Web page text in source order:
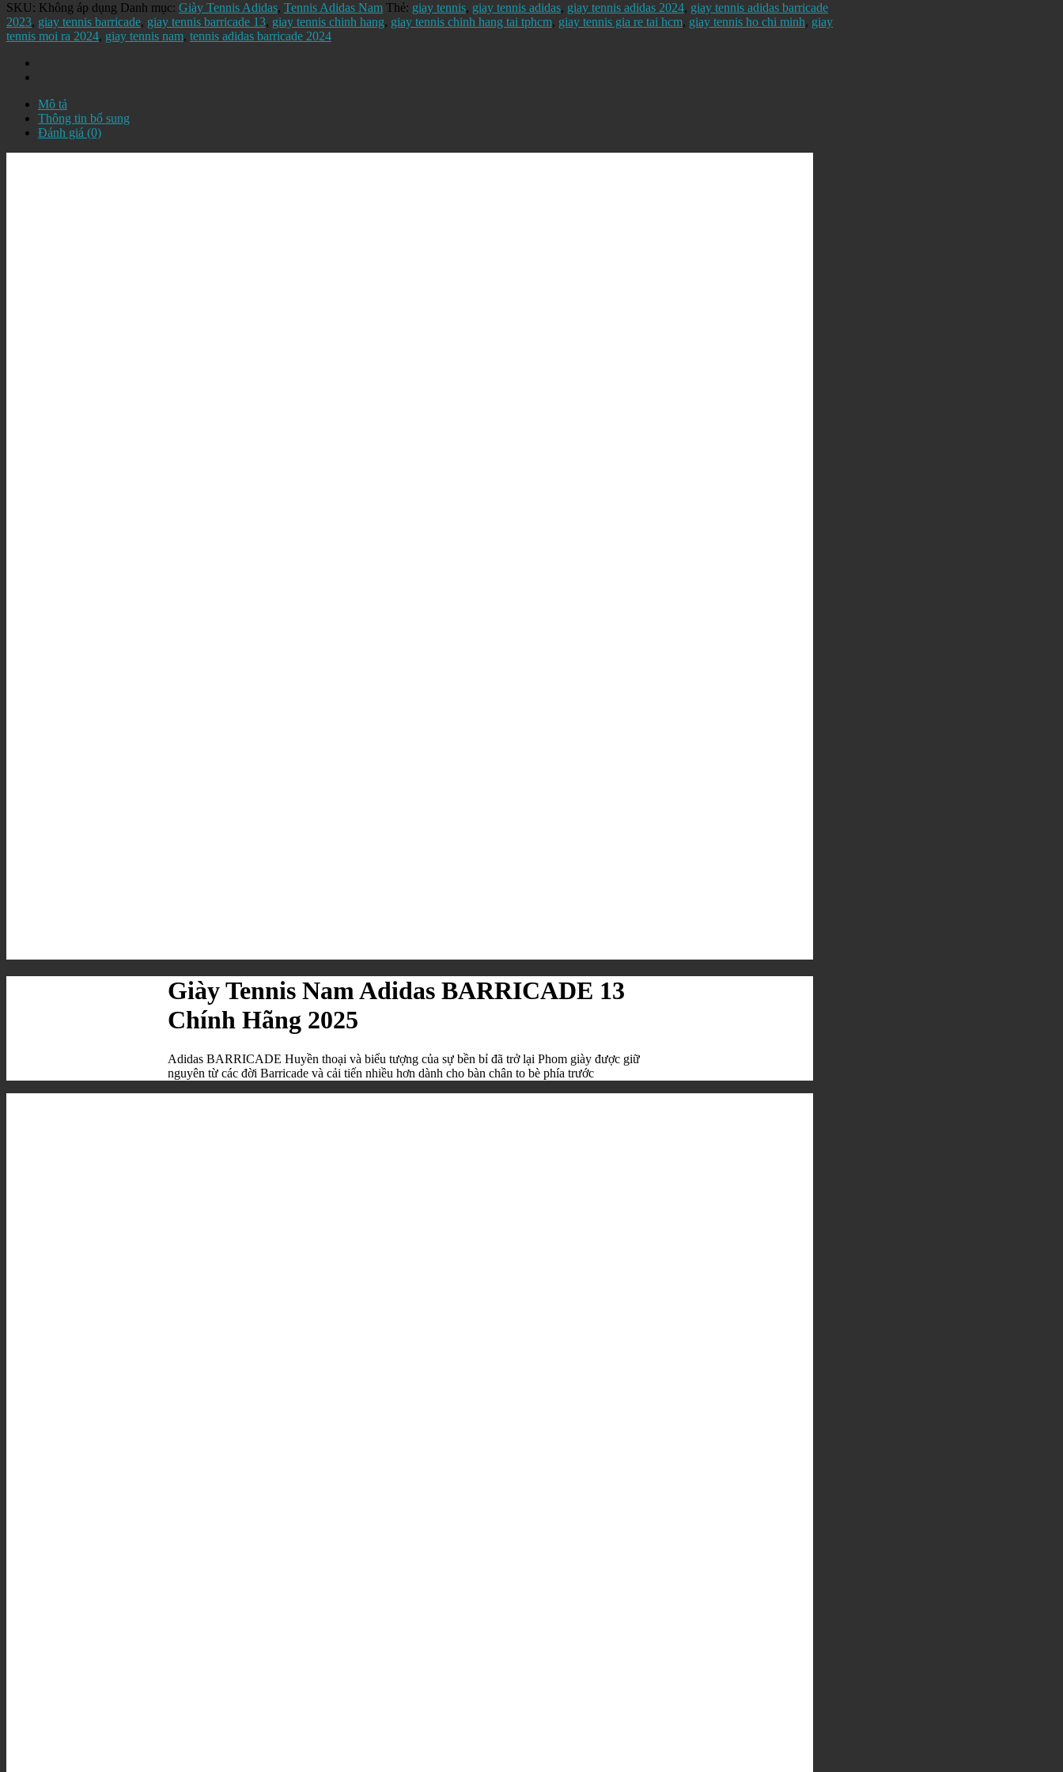
SKU: Không áp dụng Danh mục: Giày Tennis Adidas, Tennis Adidas Nam Thẻ: giay tennis, giay tennis adidas, giay tennis adidas 2024, giay tennis adidas barricade
2023, giay tennis barricade, giay tennis barricade 13, giay tennis chinh hang, giay tennis chinh hang tai tphcm, giay tennis gia re tai hcm, giay tennis ho chi minh, giay
tennis moi ra 2024, giay tennis nam, tennis adidas barricade 2024
Mô tả
Thông tin bổ sung
Đánh giá (0)
Giày Tennis Nam Adidas BARRICADE 13
Chính Hãng 2025
Adidas BARRICADE Huyền thoại và biểu tượng của sự bền bỉ đã trở lại Phom giày được giữ
nguyên từ các đời Barricade và cải tiến nhiều hơn dành cho bàn chân to bè phía trước